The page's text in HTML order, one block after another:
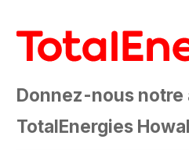
Donnez-nous notre
TotalEnergies